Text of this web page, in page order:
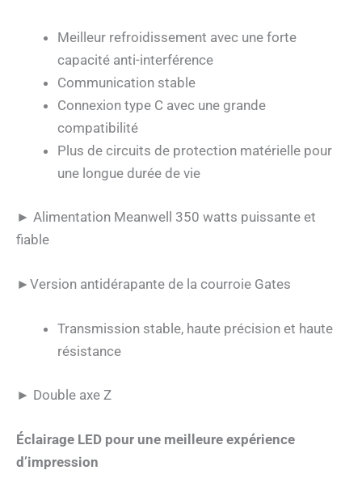
Meilleur refroidissement avec une forte
capacité anti-interférence
Communication stable
Connexion type C avec une grande
compatibilité
Plus de circuits de protection matérielle pour
une longue durée de vie
► Alimentation Meanwell 350 watts puissante et
fiable
►Version antidérapante de la courroie Gates
Transmission stable, haute précision et haute
résistance
► Double axe Z
Éclairage LED pour une meilleure expérience
d’impression